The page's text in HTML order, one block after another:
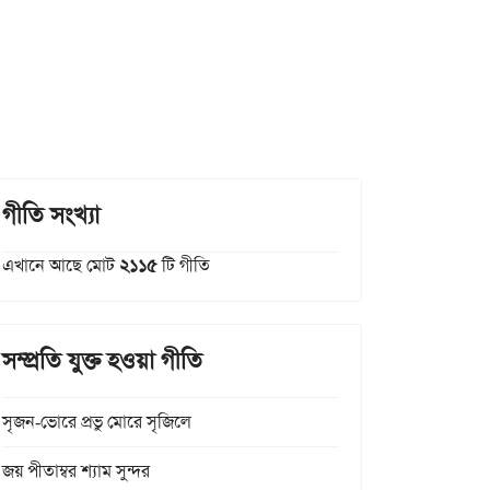
গীতি সংখ্যা
এখানে আছে মোট২১১৫টি গীতি
সম্প্রতি যুক্ত হওয়া গীতি
সৃজন-ভোরে প্রভু মোরে সৃজিলে
জয় পীতাম্বর শ্যাম সুন্দর